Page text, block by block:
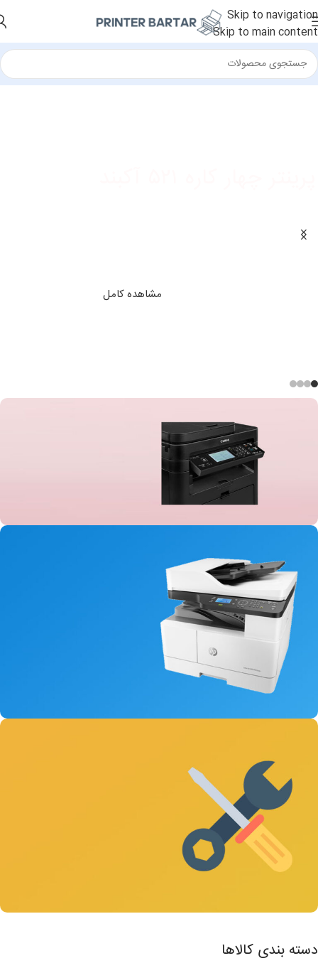
Skip to navigation
Skip to main content
مشاهده کامل
کانن مدل 236
روز 00
ساعت 00
دقیقه 00
ثانیه
این یک فروش ویژه محدود است!
به همراه گارانتی
مشاهده کامل
تعمیرات پرینتر و کپی
تعمیرات تخصصصی
دسته بندی کالاها